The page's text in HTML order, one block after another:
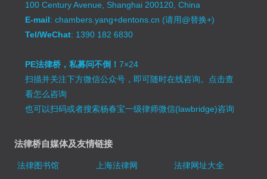
100 Century Avenue, Shanghai 200120, China
E-mail: chambers.yang+dentons.cn (请用@替换+)
Tel/WeChat: 1390 182 6830
PE法律桥，私募问不倒！7×24
扫描并关注下方微信公众号，即可随时在线咨询。 点击查
看怎么咨询
也可以扫码或者搜索杨春宝一级律师微信(lawbridge)咨询
法律桥自媒体及友情链接
法律图书馆 上海法律网
法律网址大全